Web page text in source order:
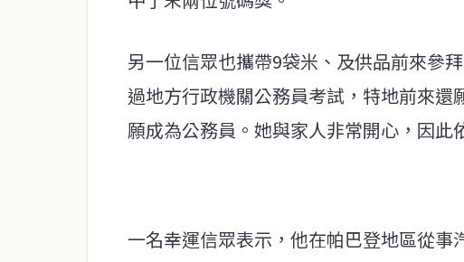
另一位信眾也攜帶9袋米、及供品前來參
過地方行政機關公務員考試，特地前來
願成為公務員。她與家人非常開心，因此
一名幸運信眾表示，他在帕巴登地區從